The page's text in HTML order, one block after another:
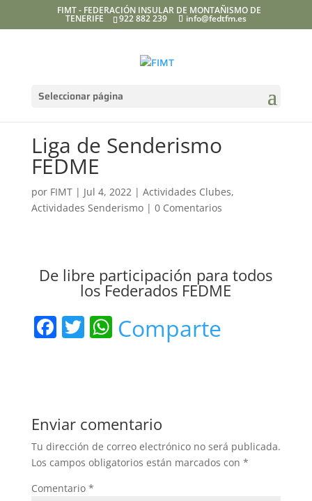
FIMT - FEDERACIÓN INSULAR DE MONTAÑISMO DE
TENERIFE 922 882 239 info@fedtfm.es
Seleccionar página
Liga de Senderismo
FEDME
por FIMT| Jul 4, 2022| Actividades Clubes,
Actividades Senderismo| 0 Comentarios
De libre participación para todos
los Federados FEDME
F
b
o
o
k
T W
A
p
p
Comparte
Enviar comentario
Tu dirección de correo electrónico no será publicada.
Los campos obligatorios están marcados con *
Comentario *